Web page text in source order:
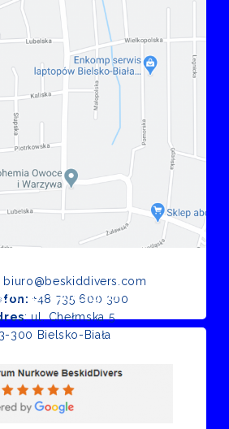
biuro@beskiddivers.com
+48 735 600 300
: ul. Chełmska 5
300 Bielsko-Biała
Google